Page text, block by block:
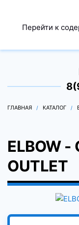
Перейти к
0
ГЛАВНАЯ КАТАЛОГ
ELBOW -
OUTLET